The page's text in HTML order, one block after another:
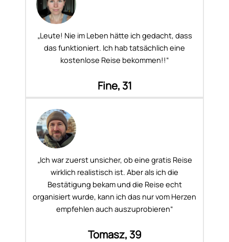
„Leute! Nie im Leben hätte ich gedacht, dass
das funktioniert. Ich hab tatsächlich eine
kostenlose Reise bekommen!!“
Fine, 31
„Ich war zuerst unsicher, ob eine gratis Reise
wirklich realistisch ist. Aber als ich die
Bestätigung bekam und die Reise echt
organisiert wurde, kann ich das nur vom Herzen
empfehlen auch auszuprobieren“
Tomasz, 39